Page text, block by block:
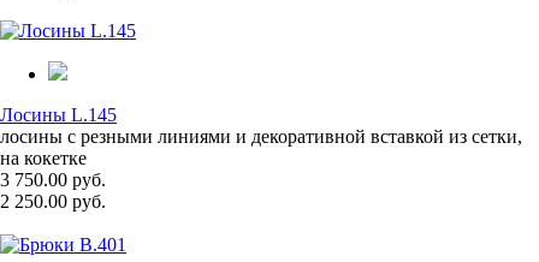
Лосины L.145
лосины с резными линиями и декоративной вставкой из сетки,
на кокетке
3 750.00 руб.
2 250.00 руб.